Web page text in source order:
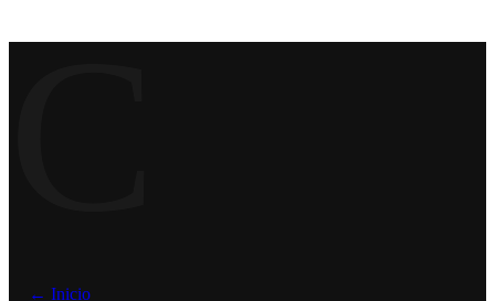
← Inicio